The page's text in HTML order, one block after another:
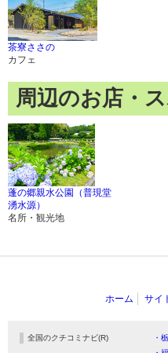
茶寮ささの
カフェ
周辺のお店・
蓬の郷親水公園（普現堂
湧水源）
名所・観光地
ホーム サイ
全国のクチコミナビ(R) ・